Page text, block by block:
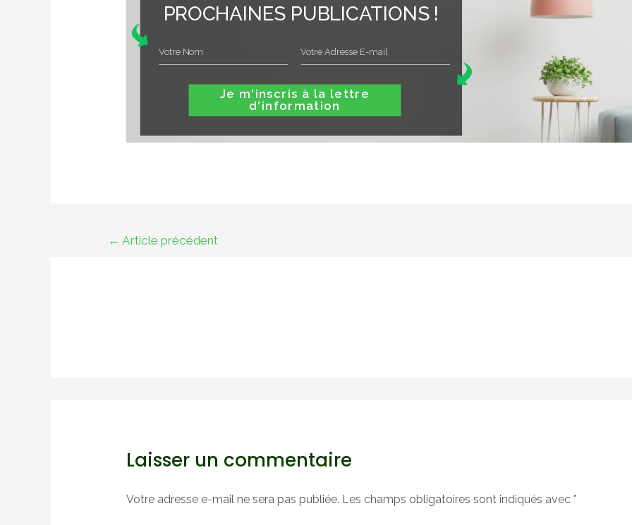
PROCHAINES PUBLICATIONS !
Je m'inscris à la lettre
d'information
Navigation
← Article précédent
Laisser un commentaire
Votre adresse e-mail ne sera pas publiée. Les champs obligatoires sont indiqués avec *